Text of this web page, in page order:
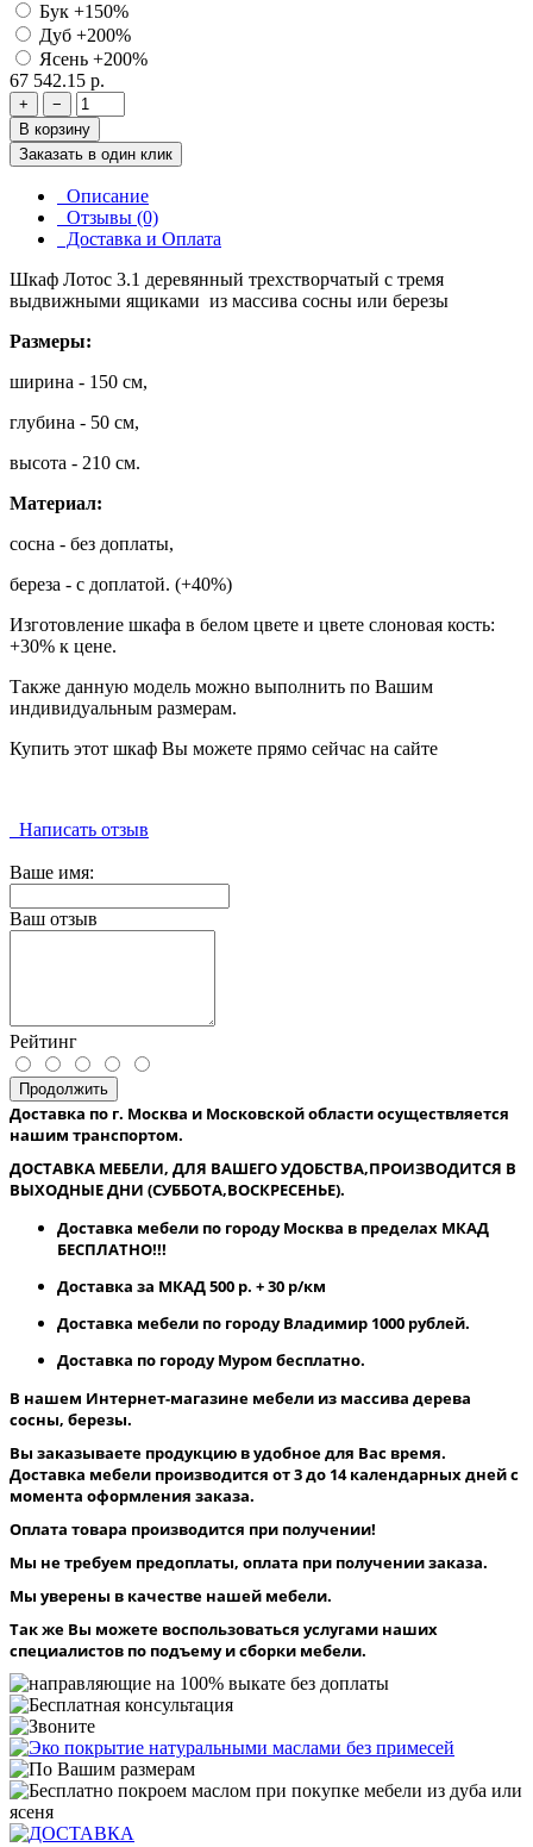
Бук +150%
Дуб +200%
Ясень +200%
67 542.15 р.
+
−
В корзину
Заказать в один клик
Описание
Отзывы (0)
Доставка и Оплата
Шкаф Лотос 3.1 деревянный трехстворчатый с тремя
выдвижными ящиками из массива сосны или березы
Размеры:
ширина - 150 см,
глубина - 50 см,
высота - 210 см.
Материал:
сосна - без доплаты,
береза - с доплатой. (+40%)
Изготовление шкафа в белом цвете и цвете слоновая кость:
+30% к цене.
Также данную модель можно выполнить по Вашим
индивидуальным размерам.
Купить этот шкаф Вы можете прямо сейчас на сайте
Написать отзыв
Ваше имя:
Ваш отзыв
Рейтинг
Продолжить
Доставка по г. Москва и Московской области осуществляется
нашим транспортом.
ДОСТАВКА МЕБЕЛИ, ДЛЯ ВАШЕГО УДОБСТВА,ПРОИЗВОДИТСЯ В
ВЫХОДНЫЕ ДНИ (СУББОТА,ВОСКРЕСЕНЬЕ).
Доставка мебели по городу Москва в пределах МКАД
БЕСПЛАТНО!!!
Доставка за МКАД 500 р. + 30 р/км
Доставка мебели по городу Владимир 1000 рублей.
Доставка по городу Муром бесплатно.
В нашем Интернет-магазине мебели из массива дерева
сосны, березы.
Вы заказываете продукцию в удобное для Вас время.
Доставка мебели производится от 3 до 14 календарных дней с
момента оформления заказа.
Оплата товара производится при получении!
Мы не требуем предоплаты, оплата при получении заказа.
Мы уверены в качестве нашей мебели.
Так же Вы можете воспользоваться услугами наших
специалистов по подъему и сборки мебели.